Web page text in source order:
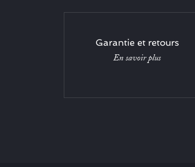
Garantie et retours
En savoir plus